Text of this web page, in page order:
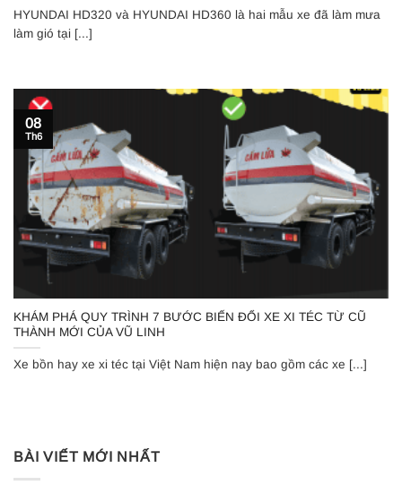
HYUNDAI HD320 và HYUNDAI HD360 là hai mẫu xe đã làm mưa
làm gió tại [...]
KHÁM PHÁ QUY TRÌNH 7 BƯỚC BIẾN ĐỔI XE XI TÉC TỪ CŨ
THÀNH MỚI CỦA VŨ LINH
Xe bồn hay xe xi téc tại Việt Nam hiện nay bao gồm các xe [...]
08
Th6
BÀI VIẾT MỚI NHẤT